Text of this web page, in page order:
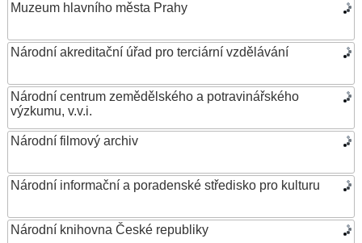
Muzeum hlavního města Prahy
Národní akreditační úřad pro terciární vzdělávání
Národní centrum zemědělského a potravinářského
výzkumu, v.v.i.
Národní filmový archiv
Národní informační a poradenské středisko pro kulturu
Národní knihovna České republiky